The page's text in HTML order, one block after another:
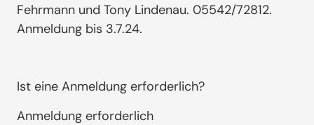
Fehrmann und Tony Lindenau. 05542/72812.
Anmeldung bis 3.7.24.
Ist eine Anmeldung erforderlich?
Anmeldung erforderlich